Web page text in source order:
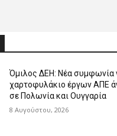
Όμιλος ΔΕΗ: Νέα συμφωνία
χαρτοφυλάκιο έργων ΑΠΕ
σε Πολωνία και Ουγγαρία
8 Αυγούστου, 2026